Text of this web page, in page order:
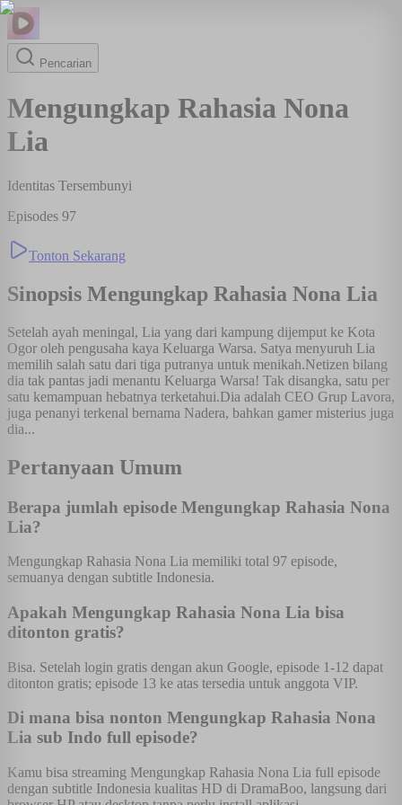
Pencarian
Mengungkap Rahasia Nona
Lia
Identitas Tersembunyi
Episodes 97
Tonton Sekarang
Sinopsis Mengungkap Rahasia Nona Lia
Setelah ayah meningal, Lia yang dari kampung dijemput ke Kota
Ogor oleh pengusaha kaya Keluarga Warsa. Satya menyuruh Lia
memilih salah satu dari tiga putranya untuk menikah.Netizen bilang
dia tak pantas jadi menantu Keluarga Warsa! Tak disangka, satu per
satu kemampuan hebatnya terketahui.Dia adalah CEO Grup Lavora,
juga penanyi terkenal bernama Nadera, bahkan gamer misterius juga
dia...
Pertanyaan Umum
Berapa jumlah episode Mengungkap Rahasia Nona
Lia?
Mengungkap Rahasia Nona Lia memiliki total 97 episode,
semuanya dengan subtitle Indonesia.
Apakah Mengungkap Rahasia Nona Lia bisa
ditonton gratis?
Bisa. Setelah login gratis dengan akun Google, episode 1-12 dapat
ditonton gratis; episode 13 ke atas tersedia untuk anggota VIP.
Di mana bisa nonton Mengungkap Rahasia Nona
Lia sub Indo full episode?
Kamu bisa streaming Mengungkap Rahasia Nona Lia full episode
dengan subtitle Indonesia kualitas HD di DramaBoo, langsung dari